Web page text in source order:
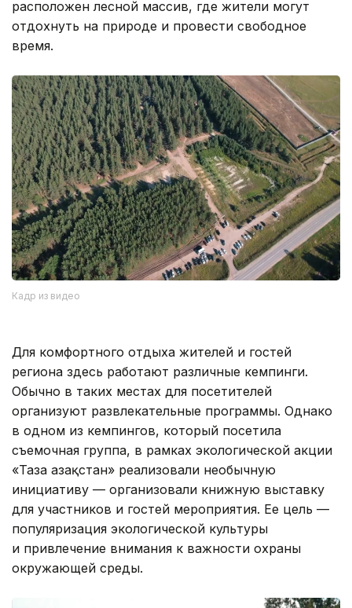
расположен лесной массив, где жители могут
отдохнуть на природе и провести свободное
время.
Кадр из видео
Для комфортного отдыха жителей и гостей
региона здесь работают различные кемпинги.
Обычно в таких местах для посетителей
организуют развлекательные программы. Однако
в одном из кемпингов, который посетила
съемочная группа, в рамках экологической акции
«Таза Қазақстан» реализовали необычную
инициативу — организовали книжную выставку
для участников и гостей мероприятия. Ее цель —
популяризация экологической культуры
и привлечение внимания к важности охраны
окружающей среды.